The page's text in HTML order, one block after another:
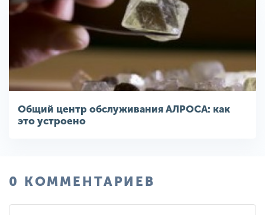
Общий центр обслуживания АЛРОСА: как
это устроено
0 КОММЕНТАРИЕВ